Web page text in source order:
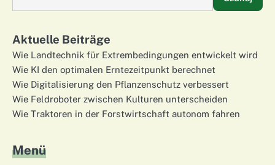
Aktuelle Beiträge
Wie Landtechnik für Extrembedingungen entwickelt wird
Wie KI den optimalen Erntezeitpunkt berechnet
Wie Digitalisierung den Pflanzenschutz verbessert
Wie Feldroboter zwischen Kulturen unterscheiden
Wie Traktoren in der Forstwirtschaft autonom fahren
Menü